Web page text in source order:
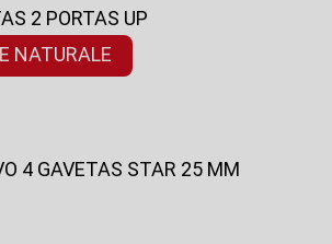
2 PORTAS UP
NATURALE
4 GAVETAS STAR 25 MM